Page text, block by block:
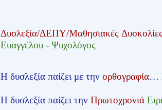
Δυσλεξία/ΔΕΠΥ/Μαθησιακές Δυσκολίες
Ευαγγέλου - Ψυχολόγος
Η δυσλεξία παίζει με την ορθογραφία…
Η δυσλεξία παίζει την Πρωτοχρονιά